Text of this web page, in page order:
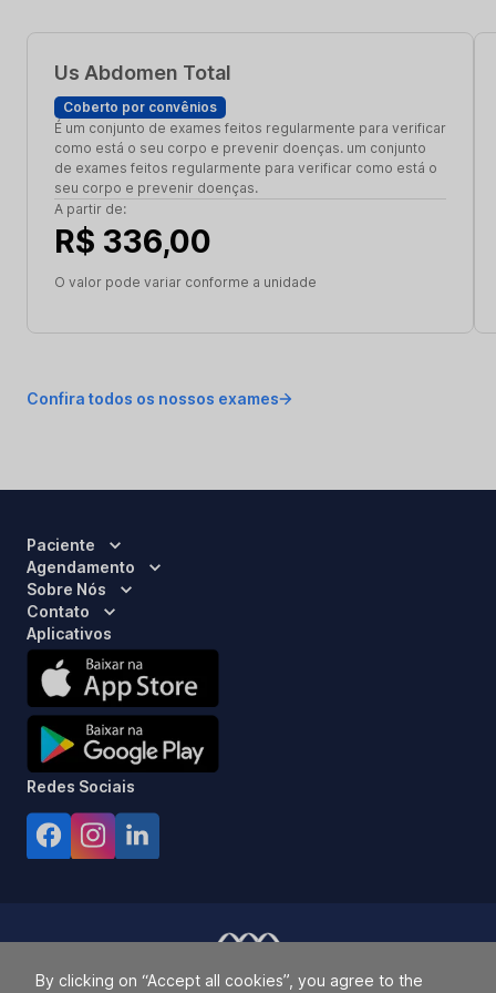
By clicking on “Accept all cookies”, you agree to the
Us Abdomen Total
Coberto por convênios
É um conjunto de exames feitos regularmente para verificar
como está o seu corpo e prevenir doenças. um conjunto
de exames feitos regularmente para verificar como está o
seu corpo e prevenir doenças.
A partir de:
R$ 336,00
O valor pode variar conforme a unidade
Confira todos os nossos exames
Paciente
Agendamento
Sobre Nós
Contato
Aplicativos
Redes Sociais